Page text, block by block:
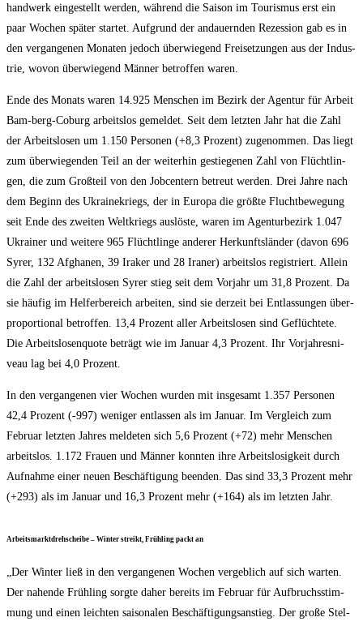
hand­werk ein­ge­stellt wer­den, wäh­rend die Sai­son im Tou­ris­mus erst ein
paar Wochen spä­ter star­tet. Auf­grund der andau­ern­den Rezes­si­on gab es in
den ver­gan­ge­nen Mona­ten jedoch über­wie­gend Frei­set­zun­gen aus der Indus­
trie, wovon über­wie­gend Män­ner betrof­fen waren.
Ende des Monats waren 14.925 Men­schen im Bezirk der Agen­tur für Arbeit
Bam-berg-Coburg arbeits­los gemel­det. Seit dem letz­ten Jahr hat die Zahl
der Arbeits­lo­sen um 1.150 Per­so­nen (+8,3 Pro­zent) zuge­nom­men. Das liegt
zum über­wie­gen­den Teil an der wei­ter­hin gestie­ge­nen Zahl von Flücht­lin­
gen, die zum Groß­teil von den Job­cen­tern betreut wer­den. Drei Jah­re nach
dem Beginn des Ukrai­ne­kriegs, der in Euro­pa die größ­te Flucht­be­we­gung
seit Ende des zwei­ten Welt­kriegs aus­lös­te, waren im Agen­tur­be­zirk 1.047
Ukrai­ner und wei­te­re 965 Flücht­lin­ge ande­rer Her­kunfts­län­der (davon 696
Syrer, 132 Afgha­nen, 39 Ira­ker und 28 Ira­ner) arbeits­los regis­triert. Allein
die Zahl der arbeits­lo­sen Syrer stieg seit dem Vor­jahr um 31,8 Pro­zent. Da
sie häu­fig im Hel­fer­be­reich arbei­ten, sind sie der­zeit bei Ent­las­sun­gen über­
pro­por­tio­nal betrof­fen. 13,4 Pro­zent aller Arbeits­lo­sen sind Geflüch­te­te.
Die Arbeits­lo­sen­quo­te beträgt wie im Janu­ar 4,3 Pro­zent. Ihr Vor­jah­res­ni­
veau lag bei 4,0 Prozent.
In den ver­gan­ge­nen vier Wochen wur­den mit ins­ge­samt 1.357 Per­so­nen
42,4 Pro­zent (-997) weni­ger ent­las­sen als im Janu­ar. Im Ver­gleich zum
Febru­ar letz­ten Jah­res mel­de­ten sich 5,6 Pro­zent (+72) mehr Men­schen
arbeits­los. 1.172 Frau­en und Män­ner konn­ten ihre Arbeits­lo­sig­keit durch
Auf­nah­me einer neu­en Beschäf­ti­gung been­den. Das sind 33,3 Pro­zent mehr
(+293) als im Janu­ar und 16,3 Pro­zent mehr (+164) als im letz­ten Jahr.
Arbeits­markt­dreh­schei­be – Win­ter streikt, Früh­ling packt an
„Der Win­ter ließ in den ver­gan­ge­nen Wochen ver­geb­lich auf sich war­ten.
Der nahen­de Früh­ling sorg­te daher bereits im Febru­ar für Auf­bruchs­stim­
mung und einen leich­ten sai­so­na­len Beschäf­ti­gungs­an­stieg. Der gro­ße Stel­